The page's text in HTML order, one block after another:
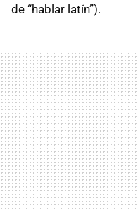
de “hablar latín”).